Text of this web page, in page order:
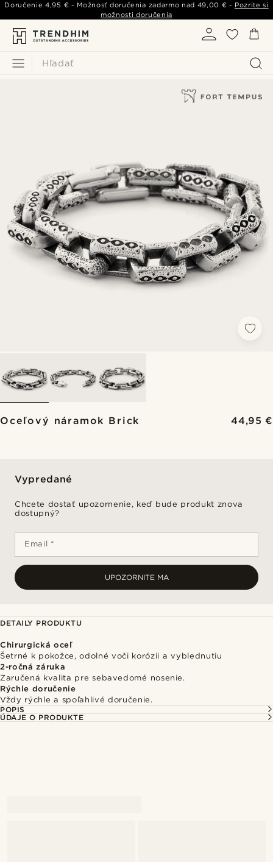
Hľadať
Doručenie4,95 € - Možnosť doručenia zadarmo nad 49,00 € - Pozrite si
možnosti doručenia
Oceľový náramok Brick 44,95 €
Vypredané
Chcete dostať upozornenie, keď bude produkt znova
dostupný?
Email *
UPOZORNITE MA
DETAILY PRODUKTU
Chirurgická oceľ
Šetrné k pokožce, odolné voči korózii a vyblednutiu
2-ročná záruka
Zaručená kvalita pre sebavedomé nosenie.
Rýchle doručenie
Vždy rýchle a spoľahlivé doručenie.
POPIS
ÚDAJE O PRODUKTE